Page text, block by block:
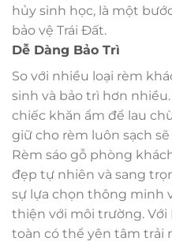
hủy sinh học, là một
bảo vệ Trái Đất.
Dễ Dàng Bảo Trì
So với nhiều loại rèm
sinh và bảo trì hơn
chiếc khăn ẩm để lau
giữ cho rèm luôn sạch
Rèm sáo gỗ phòng
đẹp tự nhiên và sang
sự lựa chọn thông minh
thiện với môi trường. Với
toàn có thể yên tâm trải